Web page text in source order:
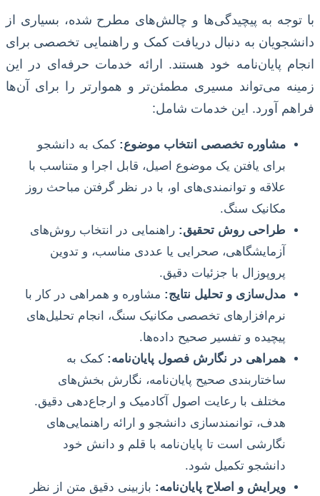
با توجه به پیچیدگی‌ها و چالش‌های مطرح شده، بسیاری از
دانشجویان به دنبال دریافت کمک و راهنمایی تخصصی برای
انجام پایان‌نامه خود هستند. ارائه خدمات حرفه‌ای در این
زمینه می‌تواند مسیری مطمئن‌تر و هموارتر را برای آن‌ها
فراهم آورد. این خدمات شامل:
مشاوره تخصصی انتخاب موضوع: کمک به دانشجو
برای یافتن یک موضوع اصیل، قابل اجرا و متناسب با
علاقه و توانمندی‌های او، با در نظر گرفتن مباحث روز
مکانیک سنگ.
طراحی روش تحقیق: راهنمایی در انتخاب روش‌های
آزمایشگاهی، صحرایی یا عددی مناسب، و تدوین
پروپوزال با جزئیات دقیق.
مدل‌سازی و تحلیل نتایج: مشاوره و همراهی در کار با
نرم‌افزارهای تخصصی مکانیک سنگ، انجام تحلیل‌های
پیچیده و تفسیر صحیح داده‌ها.
همراهی در نگارش فصول پایان‌نامه: کمک به
ساختاربندی صحیح پایان‌نامه، نگارش بخش‌های
مختلف با رعایت اصول آکادمیک و ارجاع‌دهی دقیق.
هدف، توانمندسازی دانشجو و ارائه راهنمایی‌های
نگارشی است تا پایان‌نامه با قلم و دانش خود
دانشجو تکمیل شود.
ویرایش و اصلاح پایان‌نامه: بازبینی دقیق متن از نظر